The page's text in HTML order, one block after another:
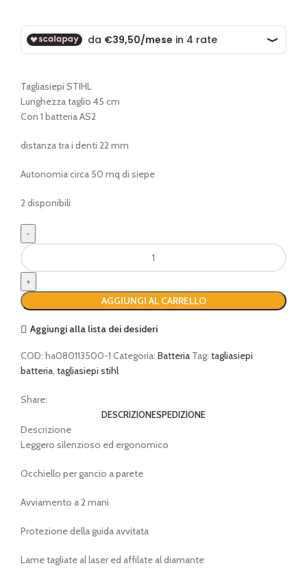
Tagliasiepi STIHL
Lunghezza taglio 45 cm
Con 1 batteria AS2
distanza tra i denti 22 mm
Autonomia circa 50 mq di siepe
2 disponibili
Tagliasiepi
STIHL
HSA
30
(con
batteria)
AGGIUNGI AL CARRELLO
Aggiungi alla lista dei desideri
COD: ha080113500-1 Categoria: Batteria Tag: tagliasiepi
batteria tagliasiepi stihl
Share:
DESCRIZIONESPEDIZIONE
Descrizione
Leggero silenzioso ed ergonomico
Occhiello per gancio a parete
Avviamento a 2 mani
Protezione della guida avvitata
Lame tagliate al laser ed affilate al diamante